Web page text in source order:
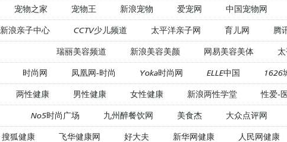
宠物之家 宠物王 新浪宠物 爱宠网 中国宠物网
新浪亲子中心 CCTV少儿频道 太平洋亲子网 育儿网 腾
瑞丽美容频道 新浪美容美颜 网易美容美体
时尚网 凤凰网-时尚 Yoka时尚网 ELLE中国 1626
两性健康 男性健康 女性健康 新浪两性学堂 性爱-
No5时尚广场 九州醉餐饮网 美食杰 大众点评网
搜狐健康 飞华健康网 好大夫 新华网健康 人民网健康